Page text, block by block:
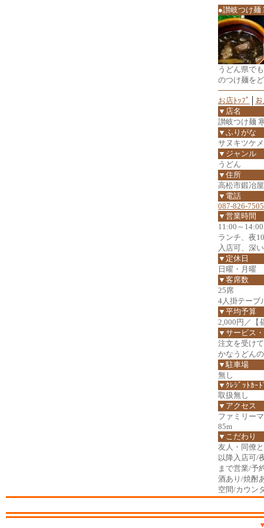
●讃岐つけ麺
うどん県で
のつけ麺を
お店ﾄｯﾌﾟ
▼店名
讃岐つけ麺
▼ふりがな
サヌキツケ
▼ジャンル
うどん
▼住所
高松市鍛冶
▼電話
087-826-7505
▼営業時間
11:00～
ランチ、夜
入店可、深
▼定休日
日曜・月曜
▼客席数
25席
4人掛テーブ
▼平均予算
2,000円／【
▼サービス
注文を受け
かなうどん
▼駐車場
無し
▼ｸﾚｼﾞｯﾄｶｰﾄ
取扱無し
▼アクセス
ファミリー
85m
▼こだわり
友人・同僚
以降入店可/
まで営業/予
酒あり/焼酎
空間/カウン